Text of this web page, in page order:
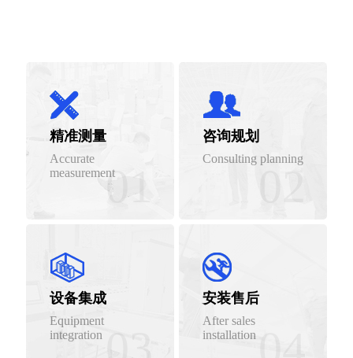
精准测量
Accurate
measurement01
咨询规划
Consulting planning
02
设备集成
Equipment
integration
安装售后
After sales
installation